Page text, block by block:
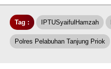
Tag : IPTUSyaifulHamzah
Polres Pelabuhan Tanjung Priok